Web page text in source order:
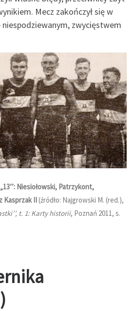
Mecz zakończył się w
niespodziewanym, zwycięstwem
Niesiołowski, Patrzykont,
Kasprzak II(źródło: Najgrowski M. (red.),
t. 1: Karty historii, Poznań 2011, s.